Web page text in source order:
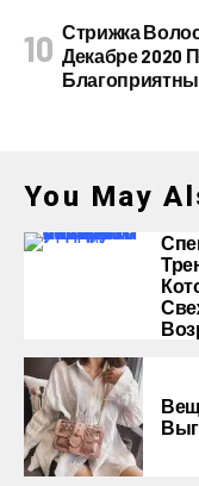
Стрижка
Декабре 2020
You May